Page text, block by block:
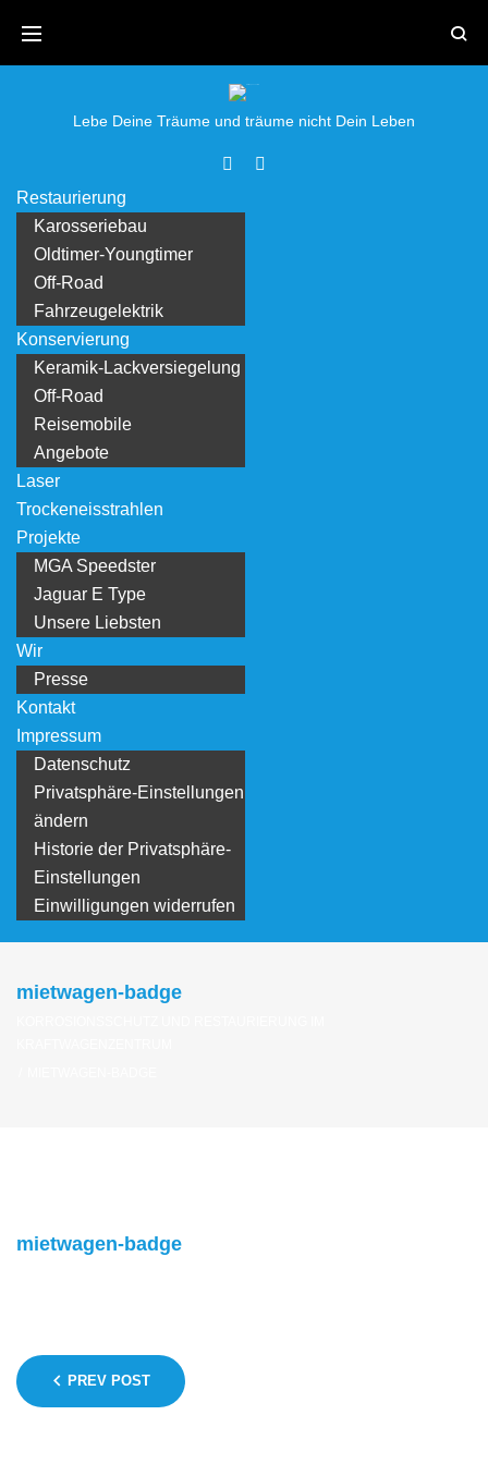
content
Lebe Deine Träume und träume nicht Dein Leben
Restaurierung
Karosseriebau
Oldtimer-Youngtimer
Off-Road
Fahrzeugelektrik
Konservierung
Keramik-Lackversiegelung
Off-Road
Reisemobile
Angebote
Laser
Trockeneisstrahlen
Projekte
MGA Speedster
Jaguar E Type
Unsere Liebsten
Wir
Presse
Kontakt
Impressum
Datenschutz
Privatsphäre-Einstellungen
ändern
Historie der Privatsphäre-
Einstellungen
Einwilligungen widerrufen
mietwagen-badge
mietwagen-badge
Beitragsnavigation
PREV POST